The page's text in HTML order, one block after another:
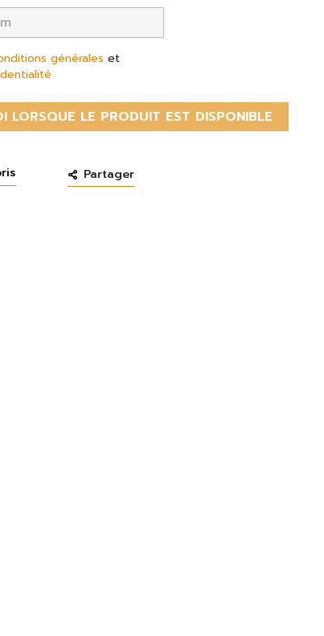
générales et
LORSQUE LE PRODUIT EST DISPONIBLE
Partager